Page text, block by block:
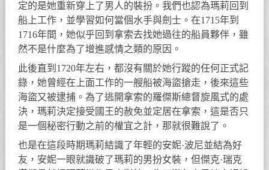
定的是她重新穿上了男人的裝扮。我們也認為瑪莉回到
船上工作，並學習如何當個水手與劍士。在1715年到
1716年間，她似乎回到拿索去找她過往的船員夥伴，雖
然不是什麼為了增進感情之類的原因。
此後直到1720年左右，都沒有關於她行蹤的任何正式記
錄，她曾經在上面工作的一艘船被海盜搶走，後來這些
海盜又被逮捕。為了逃開拿索的羅傑斯總督旋風式的處
決，瑪莉決定接受國王的赦免並定居在拿索，這是否只
是一個秘密行動之前的權宜之計，那就很難說了。
也是在這段時期瑪莉結識了年輕的安妮·波尼並結為好
友，安妮一眼就識破了瑪莉的男扮女裝，但傑克·瑞克